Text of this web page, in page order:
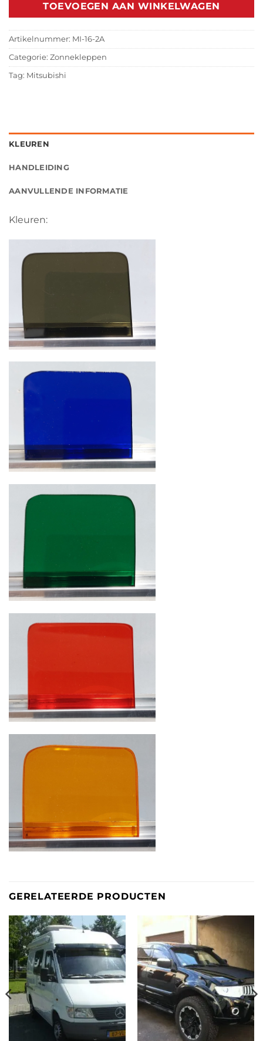
TOEVOEGEN AAN WINKELWAGEN
Artikelnummer: MI-16-2A
Categorie: Zonnekleppen
Tag: Mitsubishi
KLEUREN
HANDLEIDING
AANVULLENDE INFORMATIE
Kleuren:
GERELATEERDE PRODUCTEN